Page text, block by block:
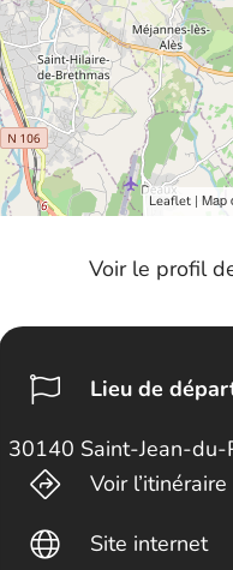
Leaflet | Map
Voir le profil
Lieu de
30140 Saint-Jean-du-
Voir l’itinéraire
Site internet